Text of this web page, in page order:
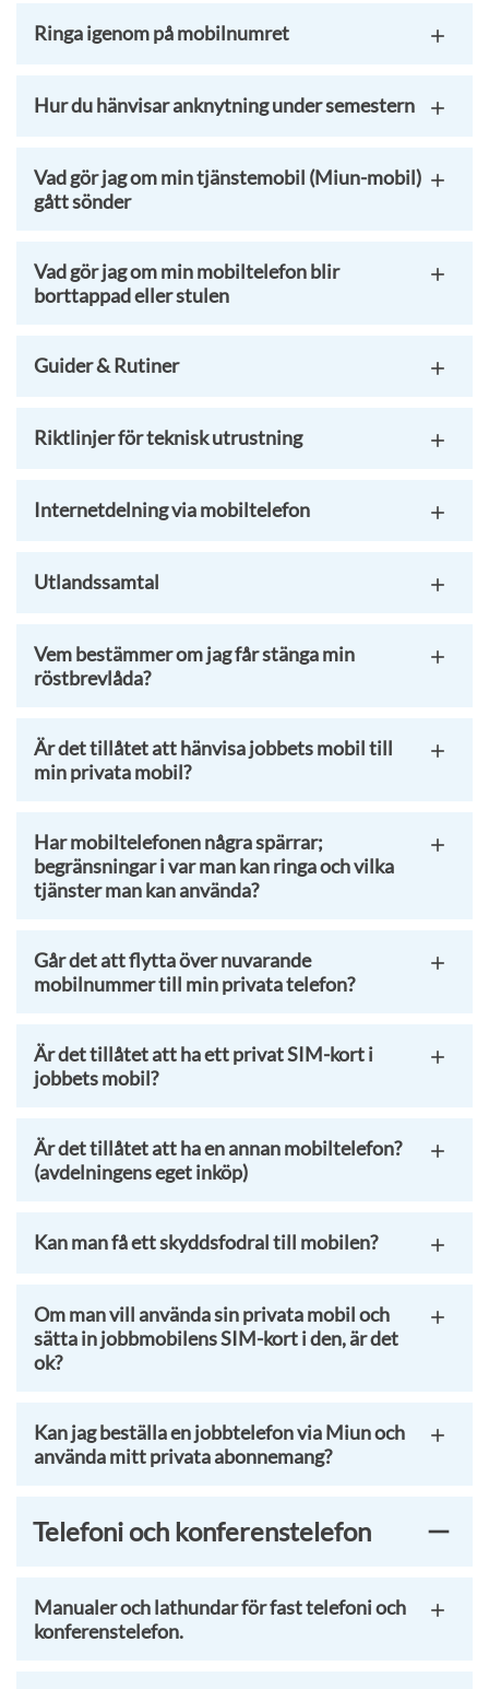
Ringa igenom på mobilnumret
Hur du hänvisar anknytning under semestern
Vad gör jag om min tjänstemobil (Miun-mobil)
gått sönder
Vad gör jag om min mobiltelefon blir
borttappad eller stulen
Guider & Rutiner
Riktlinjer för teknisk utrustning
Internetdelning via mobiltelefon
Utlandssamtal
Vem bestämmer om jag får stänga min
röstbrevlåda?
Är det tillåtet att hänvisa jobbets mobil till
min privata mobil?
Har mobiltelefonen några spärrar;
begränsningar i var man kan ringa och vilka
tjänster man kan använda?
Går det att flytta över nuvarande
mobilnummer till min privata telefon?
Är det tillåtet att ha ett privat SIM-kort i
jobbets mobil?
Är det tillåtet att ha en annan mobiltelefon?
(avdelningens eget inköp)
Kan man få ett skyddsfodral till mobilen?
Om man vill använda sin privata mobil och
sätta in jobbmobilens SIM-kort i den, är det
ok?
Kan jag beställa en jobbtelefon via Miun och
använda mitt privata abonnemang?
Telefoni och konferenstelefon
Manualer och lathundar för fast telefoni och
konferenstelefon.